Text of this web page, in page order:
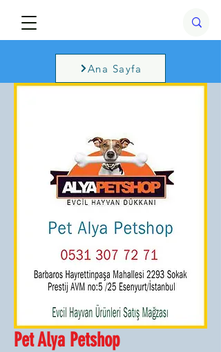
Ana Sayfa
Pet Alya Petshop